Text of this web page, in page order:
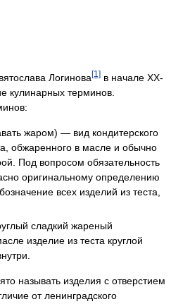
Логинова[1] в начале XX-
кулинарных терминов.
жаром) — вид кондитерского
обжаренного в масле и обычно
Под вопросом обязательность
оригинальному определению
всех изделий из теста,
сладкий жареный
изделие из теста круглой
называть изделия с отверстием
от ленинградского